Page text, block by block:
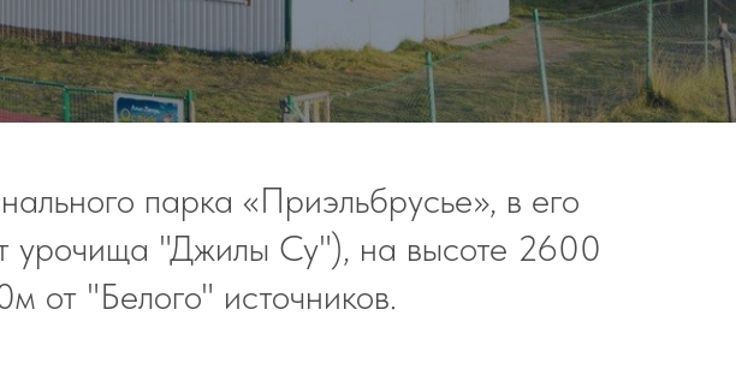
парка «Приэльбрусье», в его
урочища "Джилы Су"), на высоте 2600
от "Белого" источников.